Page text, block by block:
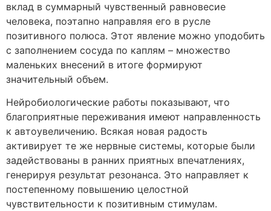
вклад в суммарный чувственный равновесие
человека, поэтапно направляя его в русле
позитивного полюса. Этот явление можно уподобить
с заполнением сосуда по каплям – множество
маленьких внесений в итоге формируют
значительный объем.
Нейробиологические работы показывают, что
благоприятные переживания имеют направленность
к автоувеличению. Всякая новая радость
активирует те же нервные системы, которые были
задействованы в ранних приятных впечатлениях,
генерируя результат резонанса. Это направляет к
постепенному повышению целостной
чувствительности к позитивным стимулам.